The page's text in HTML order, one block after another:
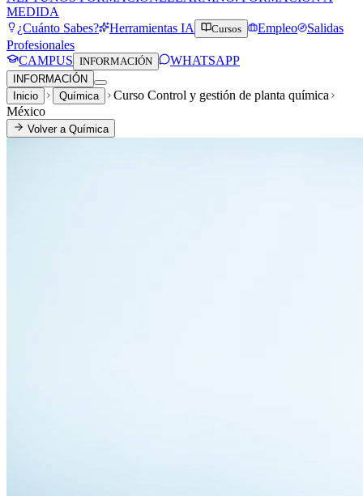
MEDIDA
¿Cuánto Sabes?
Herramientas IA Cursos Empleo
Salidas
Profesionales
CAMPUS INFORMACIÓN WHATSAPP
INFORMACIÓN
Inicio
Química
Curso Control y gestión de planta química
México
Volver a Química